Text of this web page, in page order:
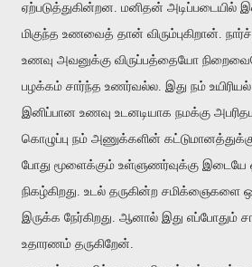
ஏற்படுத்துகின்றன. மனிதன் அடிப்படையில்
மிகுந்த உணவைத் தான் விரும்புகிறான்.
உணவு அவனுக்கு விருப்பத்தையோ
பழக்கம் சார்ந்த உணர்வல்ல. இது நம்
இனிப்பான உணவு உடனடியாக நமக்கு
கொழுப்பு நம் அணுக்களின்
போது மூளைக்கும் உள்ளுணர்வுக்கு இடையே
நிகழ்கிறது. உடல் தருகின்ற சமிக்ஞைகளை
இருக்க நேர்கிறது. ஆனால் இது எப்போதும்
உதாரணம் தருகிறேன்.